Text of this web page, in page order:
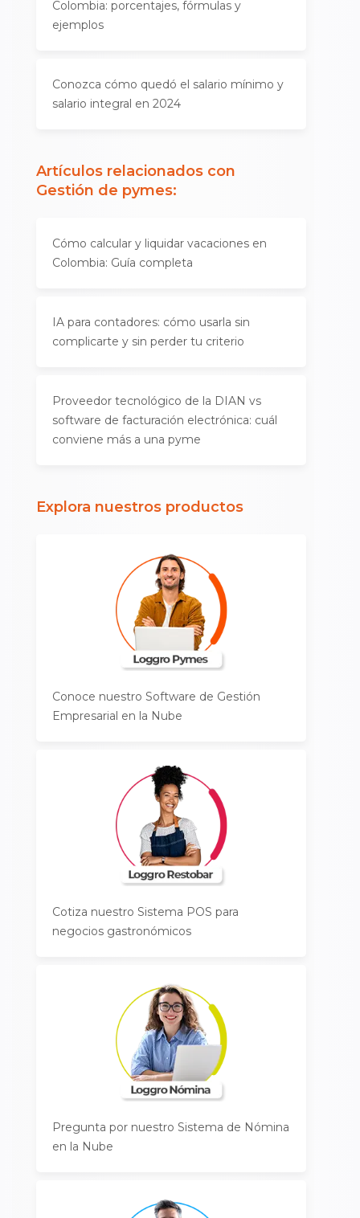
Colombia: porcentajes, fórmulas y
ejemplos
Conozca cómo quedó el salario mínimo y
salario integral en 2024
Artículos relacionados con
Gestión de pymes:
Cómo calcular y liquidar vacaciones en
Colombia: Guía completa
IA para contadores: cómo usarla sin
complicarte y sin perder tu criterio
Proveedor tecnológico de la DIAN vs
software de facturación electrónica: cuál
conviene más a una pyme
Explora nuestros productos
Conoce nuestro Software de Gestión
Empresarial en la Nube
Cotiza nuestro Sistema POS para
negocios gastronómicos
Pregunta por nuestro Sistema de Nómina
en la Nube